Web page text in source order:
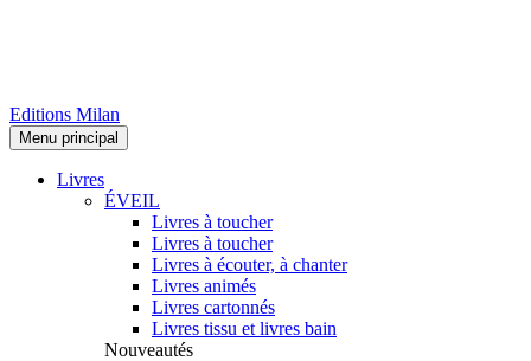
Editions Milan
Menu principal
Livres
ÉVEIL
Livres à toucher
Livres à toucher
Livres à écouter, à chanter
Livres animés
Livres cartonnés
Livres tissu et livres bain
Nouveautés